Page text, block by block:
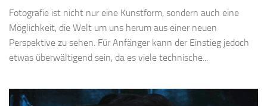
Fotografie ist nicht nur eine Kunstform, sondern auch eine
Möglichkeit, die Welt um uns herum aus einer neuen
Perspektive zu sehen. Für Anfänger kann der Einstieg jedoch
etwas überwältigend sein, da es viele technische...